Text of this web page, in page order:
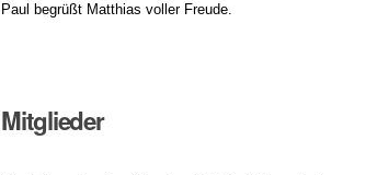
Paul begrüßt Matthias voller Freude.
Mitglieder